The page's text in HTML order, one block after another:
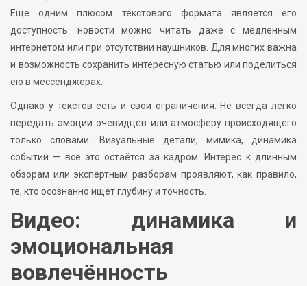
Еще одним плюсом текстового формата является его
доступность: новости можно читать даже с медленным
интернетом или при отсутствии наушников. Для многих важна
и возможность сохранить интересную статью или поделиться
ею в мессенджерах.
Однако у текстов есть и свои ограничения. Не всегда легко
передать эмоции очевидцев или атмосферу происходящего
только словами. Визуальные детали, мимика, динамика
событий — всё это остаётся за кадром. Интерес к длинным
обзорам или экспертным разборам проявляют, как правило,
те, кто осознанно ищет глубину и точность.
Видео: динамика и
эмоциональная
вовлечённость